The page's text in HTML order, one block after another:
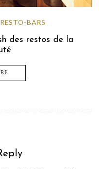
RESTO-BARS
des restos de la